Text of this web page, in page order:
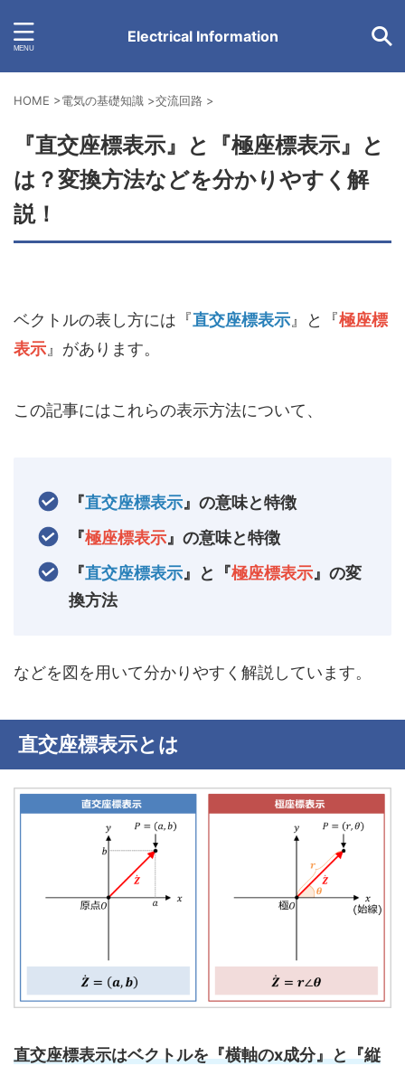
Electrical Information
HOME >電気の基礎知識 >交流回路 >
『直交座標表示』と『極座標表示』と
は？変換方法などを分かりやすく解
説！
ベクトルの表し方には『直交座標表示 』と『極座標
表示 』があります。
この記事にはこれらの表示方法について、
『直交座標表示』の意味と特徴
『極座標表示』の意味と特徴
『直交座標表示』と『極座標表示』の変
換方法
などを図を用いて分かりやすく解説しています。
直交座標表示とは
直交座標表示はベクトルを『横軸のx成分』と『縦